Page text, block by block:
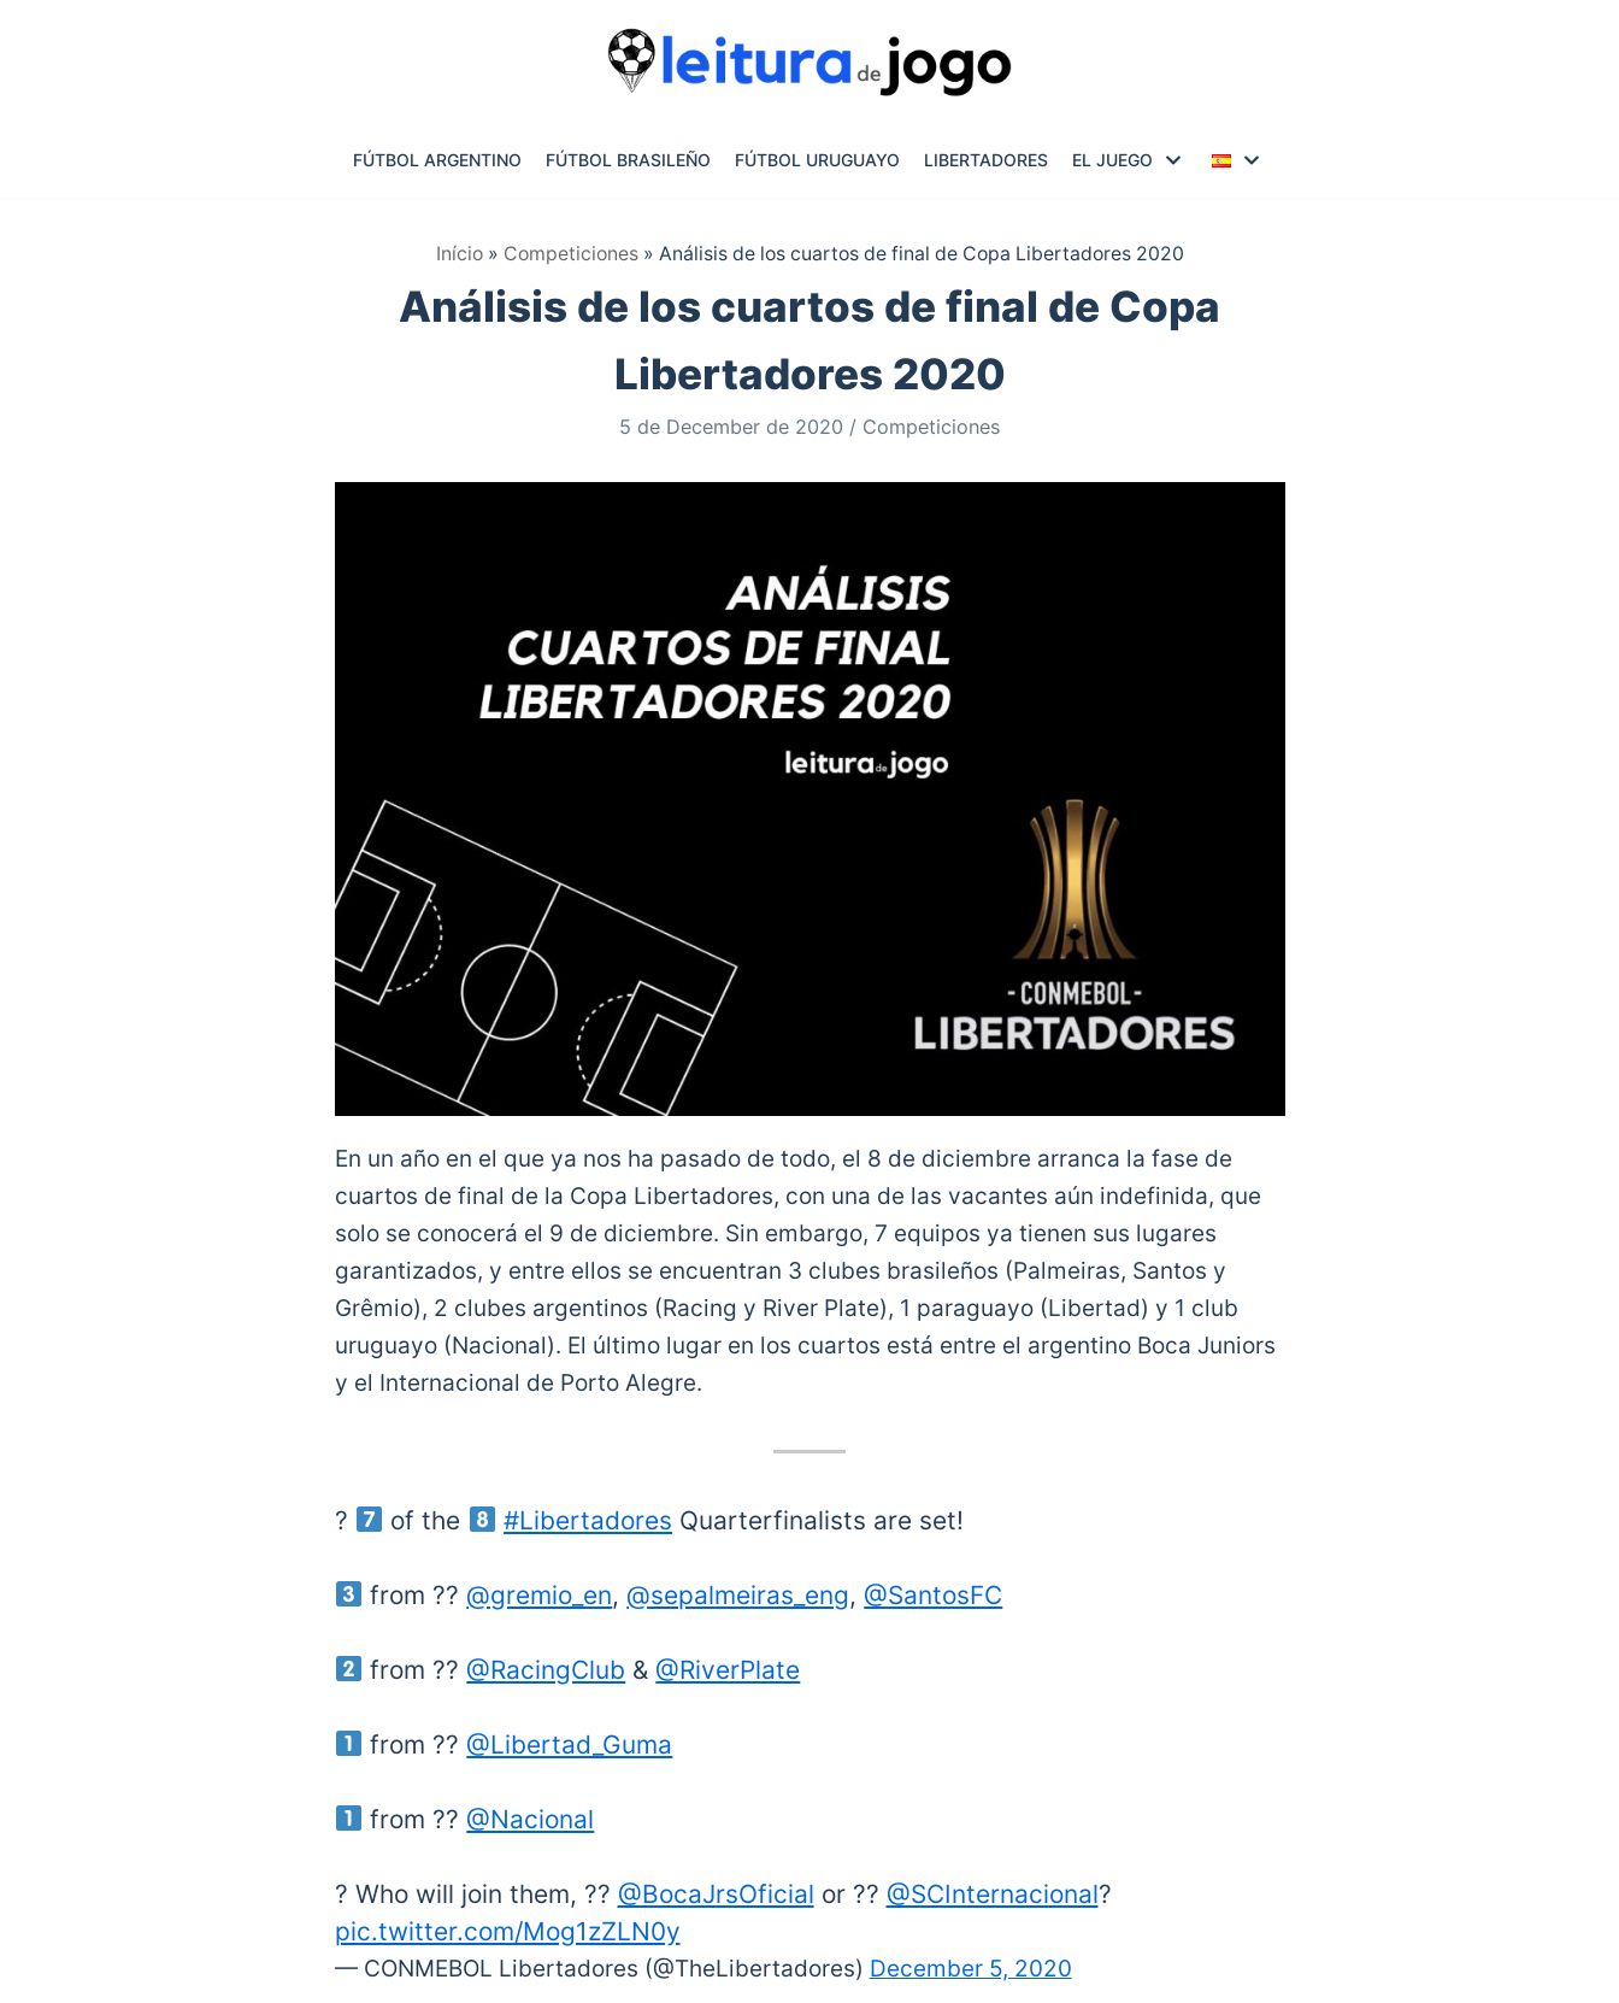
FÚTBOL ARGENTINO FÚTBOL BRASILEÑO FÚTBOL URUGUAYO LIBERTADORES EL JUEGO
Início» Competiciones» Análisis de los cuartos de final de Copa Libertadores 2020
Análisis de los cuartos de final de Copa
Libertadores 2020
5 de December de 2020 Competiciones
En un año en el que ya nos ha pasado de todo, el 8 de diciembre arranca la fase de
cuartos de final de la Copa Libertadores, con una de las vacantes aún indefinida, que
solo se conocerá el 9 de diciembre. Sin embargo, 7 equipos ya tienen sus lugares
garantizados, y entre ellos se encuentran 3 clubes brasileños (Palmeiras, Santos y
Grêmio), 2 clubes argentinos (Racing y River Plate), 1 paraguayo (Libertad) y 1 club
uruguayo (Nacional). El último lugar en los cuartos está entre el argentino Boca Juniors
y el Internacional de Porto Alegre.
? of the #Libertadores Quarterfinalists are set!
from ?? @gremio_en, @sepalmeiras_eng, @SantosFC
from ?? @RacingClub & @RiverPlate
from ?? @Libertad_Guma
from ?? @Nacional
? Who will join them, ?? @BocaJrsOficial or ?? @SCInternacional?
pic.twitter.com/Mog1zZLN0y
— CONMEBOL Libertadores (@TheLibertadores) December 5, 2020